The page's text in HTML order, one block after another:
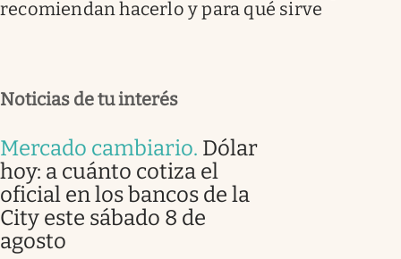
recomiendan hacerlo y para qué sirve
Noticias de tu interés
Mercado cambiario. Dólar
hoy: a cuánto cotiza el
oficial en los bancos de la
City este sábado 8 de
agosto